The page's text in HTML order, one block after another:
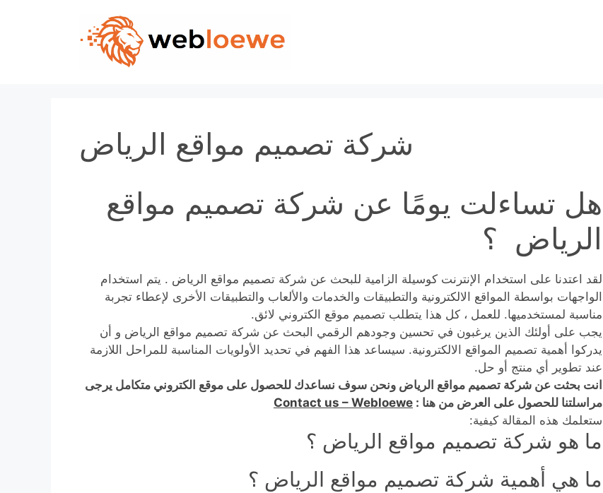
شركة تصميم مواقع الرياض
هل تساءلت يومًا عن شركة تصميم مواقع
الرياض ؟
لقد اعتدنا على استخدام الإنترنت كوسيلة الزامية للبحث عن شركة تصميم مواقع الرياض . يتم استخدام
الواجهات بواسطة المواقع الالكترونية والتطبيقات والخدمات والألعاب والتطبيقات الأخرى لإعطاء تجربة
مناسبة لمستخدميها. للعمل ، كل هذا يتطلب تصميم موقع الكتروني لائق.
يجب على أولئك الذين يرغبون في تحسين وجودهم الرقمي البحث عن شركة تصميم مواقع الرياض و أن
يدركوا أهمية تصميم المواقع الالكترونية. سيساعد هذا الفهم في تحديد الأولويات المناسبة للمراحل اللازمة
عند تطوير أي منتج أو حل.
انت بحثت عن شركة تصميم مواقع الرياض ونحن سوف نساعدك للحصول على موقع الكتروني متكامل يرجى
مراسلتنا للحصول على العرض من هنا : Contact us – Webloewe
ستعلمك هذه المقالة كيفية:
ما هو شركة تصميم مواقع الرياض ؟
ما هي أهمية شركة تصميم مواقع الرياض ؟